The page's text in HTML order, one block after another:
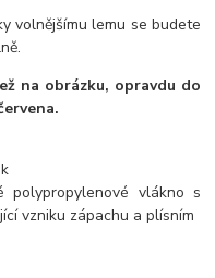
volnějšímu lemu se budete
na obrázku, opravdu do
polypropylenové vlákno s
vzniku zápachu a plísním